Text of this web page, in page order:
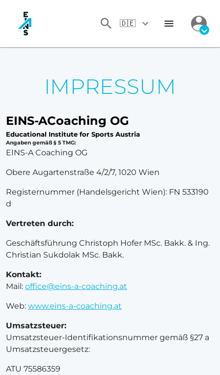
🇩🇪
IMPRESSUM
EINS-ACoaching OG
Educational Institute for Sports Austria
Angaben gemäß § 5 TMG:
EINS-A Coaching OG
Obere Augartenstraße 4/2/7, 1020 Wien
Registernummer (Handelsgericht Wien): FN 533190
d
Vertreten durch:
Geschäftsführung Christoph Hofer MSc. Bakk. & Ing.
Christian Sukdolak MSc. Bakk.
Kontakt:
Mail: office@eins-a-coaching.at
Web: www.eins-a-coaching.at
Umsatzsteuer:
Umsatzsteuer-Identifikationsnummer gemäß §27 a
Umsatzsteuergesetz:
ATU 75586359